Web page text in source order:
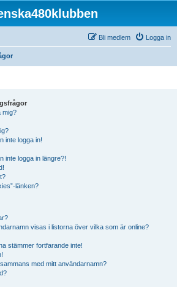
Logga in
Bli medlem
mig?
inte logga in!
inte logga in längre?!
länken?
visas i listorna över vilka som är online?
stämmer fortfarande inte!
med mitt användarnamn?